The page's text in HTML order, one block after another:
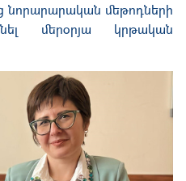
նորարարական մեթոդների
մերօրյա կրթական